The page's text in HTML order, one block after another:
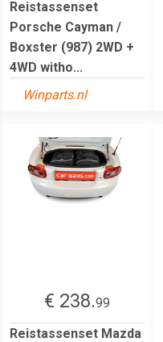
Reistassenset
Porsche Cayman /
Boxster (987) 2WD +
4WD witho...
Winparts.nl
€ 238.99
Reistassenset Mazda